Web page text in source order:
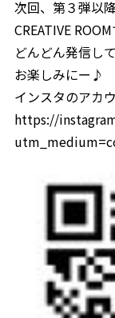
次回、第３弾以
CREATIVE
どんどん発信し
お楽しみにー♪
インスタのアカ
https://